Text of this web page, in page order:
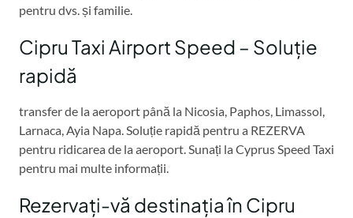
pentru dvs. și familie.
Cipru Taxi Airport Speed – Soluție
rapidă
transfer de la aeroport până la Nicosia, Paphos, Limassol,
Larnaca, Ayia Napa. Soluție rapidă pentru a REZERVA
pentru ridicarea de la aeroport. Sunați la Cyprus Speed Taxi
pentru mai multe informații.
Rezervați-vă destinația în Cipru